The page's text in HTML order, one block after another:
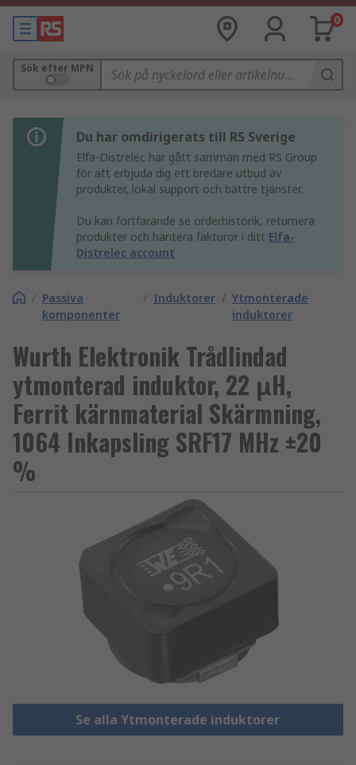
0
Sök efter MPN
Du har omdirigerats till RS Sverige
Elfa-Distrelec har gått samman med RS Group
för att erbjuda dig ett bredare utbud av
produkter, lokal support och bättre tjänster.
Du kan fortfarande se orderhistorik, returnera
produkter och hantera fakturor i ditt Elfa-
Distrelec account
/ Passiva
komponenter
/ Induktorer / Ytmonterade
induktorer
Wurth Elektronik Trådlindad
ytmonterad induktor, 22 μH,
Ferrit kärnmaterial Skärmning,
1064 Inkapsling SRF17 MHz ±20
%
Se alla Ytmonterade induktorer